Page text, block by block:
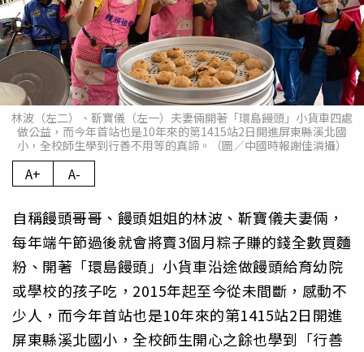
林波（左二）、靳寶儀（左一）夫妻倆開著「環島饅頭」小貨車四處
做公益，而今年首站也是10年來的第1415站2日開進屏東縣溪北國
小，全校師生學到行善不用等的真諦。（圖／中國時報謝佳潾攝）
A+ A-
自稱饅頭哥哥、饅頭姐姐的林波、靳寶儀夫妻倆，
每年端午節過後就會將賣3個月粽子賺的錢全數買麵
粉、開著「環島饅頭」小貨車沿途做饅頭給育幼院
或學校的孩子吃，2015年起至今從未間斷，感動不
少人，而今年首站也是10年來的第1415站2日開進
屏東縣溪北國小，全校師生開心之餘也學到「行善